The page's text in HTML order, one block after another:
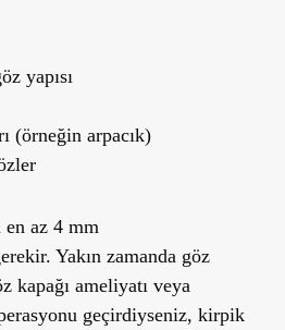
yapısı
(örneğin arpacık)
en az 4 mm
Yakın zamanda göz
kapağı ameliyatı veya
geçirdiyseniz, kirpik